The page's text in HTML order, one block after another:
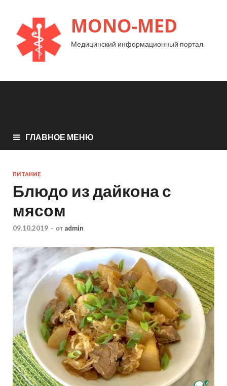
MONO-MED
Медицинский информационный портал.
ГЛАВНОЕ МЕНЮ
ПИТАНИЕ
Блюдо из дайкона с
мясом
09.10.2019 - от admin